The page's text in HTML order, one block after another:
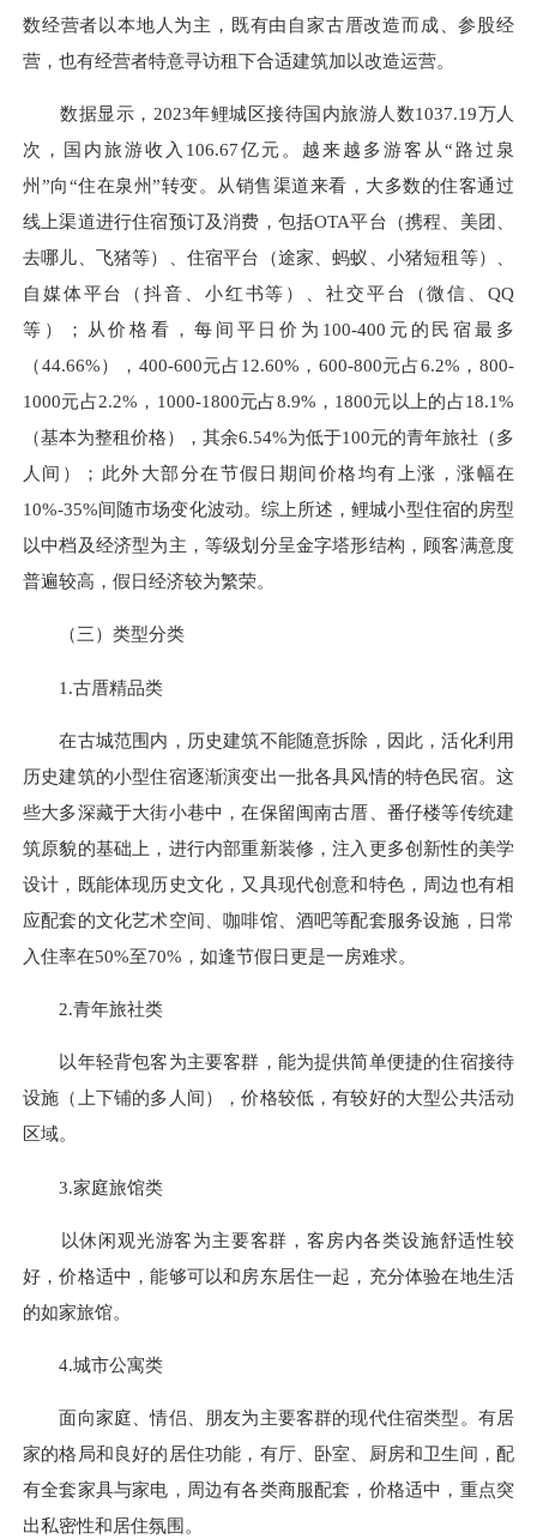
数经营者以本地人为主，既有由自家古厝改造而成、参股经
营，也有经营者特意寻访租下合适建筑加以改造运营。
数据显示，2023年鲤城区接待国内旅游人数1037.19万人
次，国内旅游收入106.67亿元。越来越多游客从“路过泉
州”向“住在泉州”转变。从销售渠道来看，大多数的住客通过
线上渠道进行住宿预订及消费，包括OTA平台（携程、美团、
去哪儿、飞猪等）、住宿平台（途家、蚂蚁、小猪短租等）、
自媒体平台（抖音、小红书等）、社交平台（微信、QQ
等）；从价格看，每间平日价为100-400元的民宿最多
（44.66%），400-600元占12.60%，600-800元占6.2%，800-
1000元占2.2%，1000-1800元占8.9%，1800元以上的占18.1%
（基本为整租价格），其余6.54%为低于100元的青年旅社（多
人间）；此外大部分在节假日期间价格均有上涨，涨幅在
10%-35%间随市场变化波动。综上所述，鲤城小型住宿的房型
以中档及经济型为主，等级划分呈金字塔形结构，顾客满意度
普遍较高，假日经济较为繁荣。
（三）类型分类
1.古厝精品类
在古城范围内，历史建筑不能随意拆除，因此，活化利用
历史建筑的小型住宿逐渐演变出一批各具风情的特色民宿。这
些大多深藏于大街小巷中，在保留闽南古厝、番仔楼等传统建
筑原貌的基础上，进行内部重新装修，注入更多创新性的美学
设计，既能体现历史文化，又具现代创意和特色，周边也有相
应配套的文化艺术空间、咖啡馆、酒吧等配套服务设施，日常
入住率在50%至70%，如逢节假日更是一房难求。
2.青年旅社类
以年轻背包客为主要客群，能为提供简单便捷的住宿接待
设施（上下铺的多人间），价格较低，有较好的大型公共活动
区域。
3.家庭旅馆类
以休闲观光游客为主要客群，客房内各类设施舒适性较
好，价格适中，能够可以和房东居住一起，充分体验在地生活
的如家旅馆。
4.城市公寓类
面向家庭、情侣、朋友为主要客群的现代住宿类型。有居
家的格局和良好的居住功能，有厅、卧室、厨房和卫生间，配
有全套家具与家电，周边有各类商服配套，价格适中，重点突
出私密性和居住氛围。